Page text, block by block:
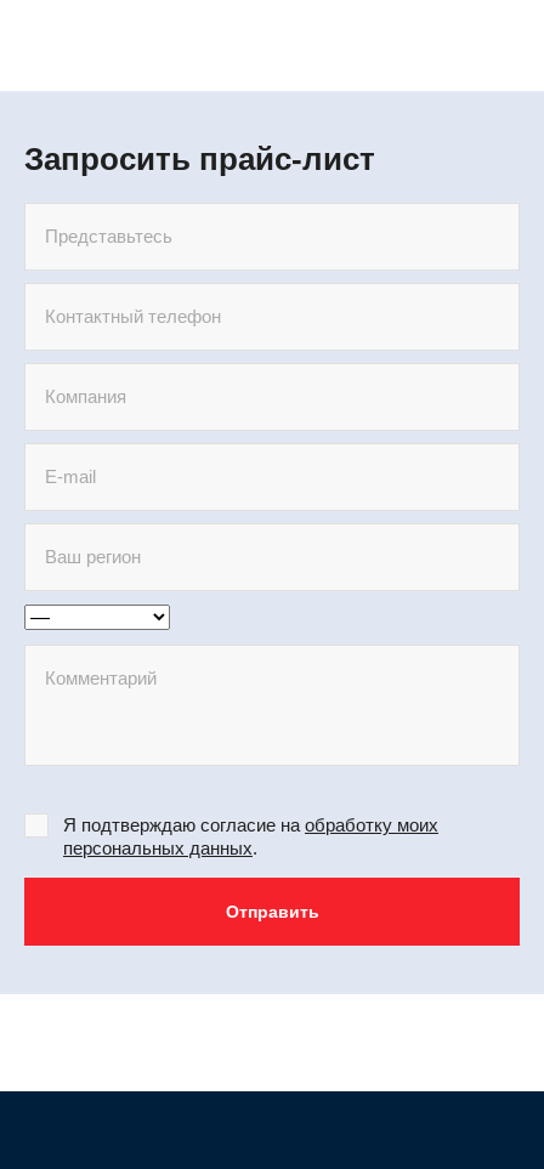
Запросить прайс-лист
Я подтверждаю согласие на обработку моих
персональных данных.
Отправить